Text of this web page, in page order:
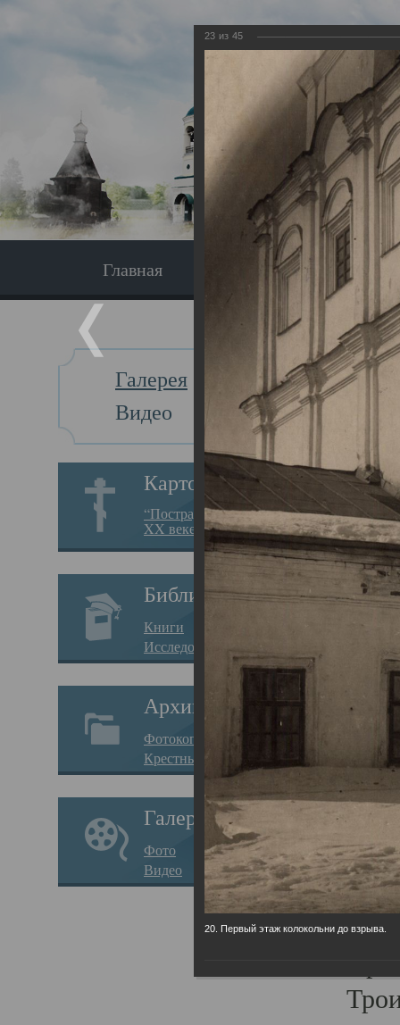
Главная Экскурсия
Галерея
Видео
Картотека
“Пострадавшие за веру в
XX веке на Севере”
Библиотека
Книги
Исследования
Архив
Фотокопии дел
Крестные ходы
Галерея
Фото
Видео
Главная
23 из 45
20. Первый этаж колокольни до взрыва.